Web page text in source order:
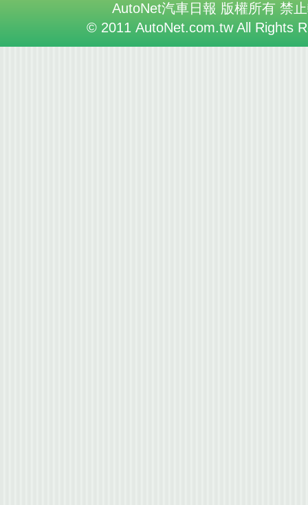
AutoNet汽車日報 版權所有 禁
© 2011 AutoNet.com.tw All Rights